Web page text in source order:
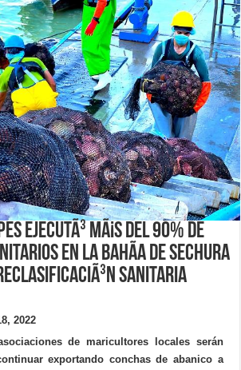
ejecutÃ³ mÃ¡s del 90% de
en la bahÃ­a de Sechura
sanitaria
2022
de maricultores locales serán
exportando conchas de abanico a